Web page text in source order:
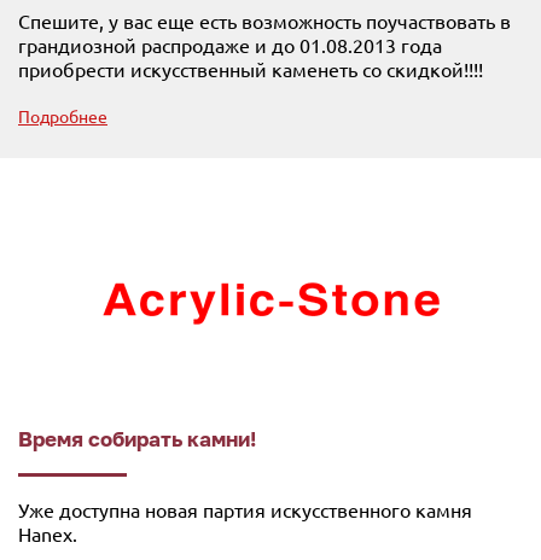
Спешите, у вас еще есть возможность поучаствовать в
грандиозной распродаже и до 01.08.2013 года
приобрести искусственный каменеть со скидкой!!!!
Подробнее
Время собирать камни!
Уже доступна новая партия искусственного камня
Hanex.